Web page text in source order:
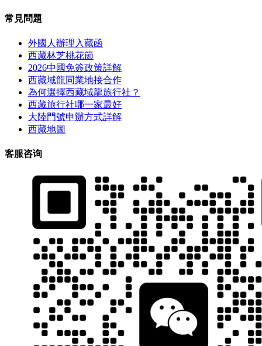
常見問題
外國人辦理入藏函
西藏林芝桃花節
2026中國免簽政策詳解
西藏域龍同業地接合作
為何選擇西藏域龍旅行社？
西藏旅行社哪一家最好
大陸門號申辦方式詳解
西藏地圖
客服咨询